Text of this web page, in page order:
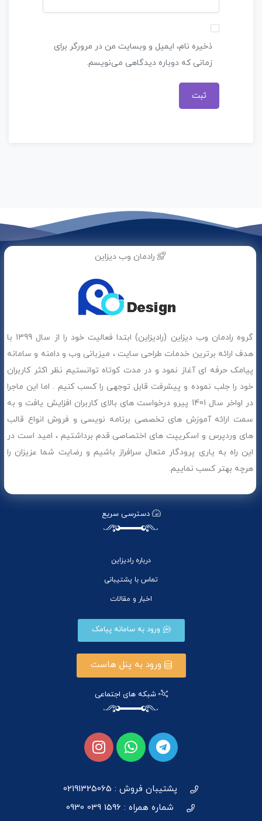
ذخیره نام، ایمیل و وبسایت من در مرورگر برای
زمانی که دوباره دیدگاهی می‌نویسم.
رادمان وب دیزاین
گروه رادمان وب دیزاین (رادیزاین) ابتدا فعالیت خود را از سال 1399 با
هدف ارائه برترین خدمات طراحی سایت ، میزبانی وب و دامنه و سامانه
پیامک حرفه ای آغاز نمود و در مدت کوتاه توانستیم نظر اکثر کاربران
خود را جلب نموده و پیشرفت قابل توجهی را کسب کنیم . اما این ماجرا
در اواخر سال 1401 پیرو درخواست های بالای کاربران افزایش یافت و به
سمت ارائه آموزش های تخصصی برنامه نویسی و فروش انواع قالب
های وردپرس و اسکریپت های اختصاصی قدم برداشتیم ، امید است در
این راه به یاری پرودگار متعال سرافراز باشیم و رضایت شما عزیزان را
هرچه بهتر کسب نماییم.
دسترسی سریع
درباره رادیزاین
تماس با پشتیبانی
اخبار و مقالات
ورود به سامانه پیامک
ورود به پنل هاست
شبکه های اجتماعی
پشتیبان فروش : 02191325065
شماره همراه : 1596 039 0930